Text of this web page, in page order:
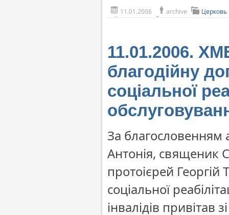
11.01.2006 archive
11.01.2006.
благодійну
соціальної
За благословенням
Антонія, священик
протоієрей
соціальної
інвалідів привітав